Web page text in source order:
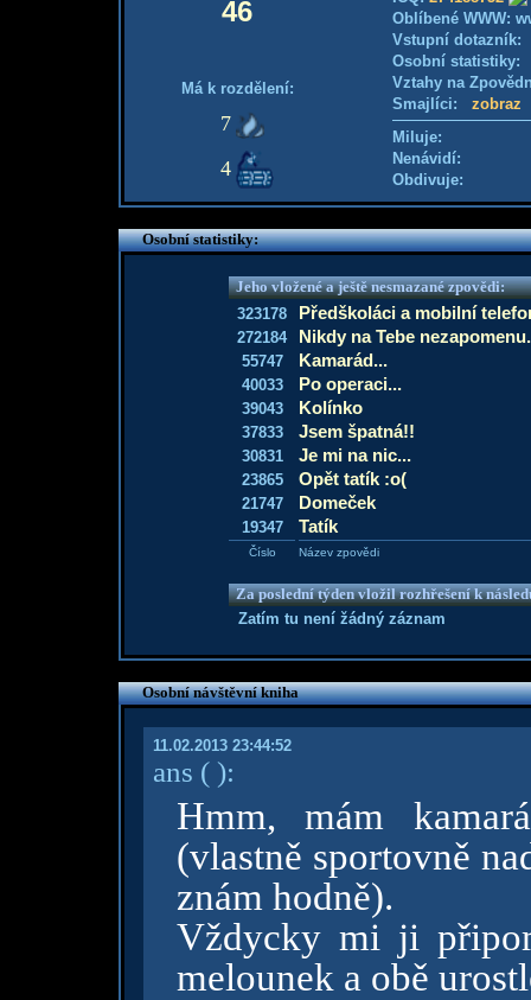
46
Má k rozdělení:
7
4
Oblíbené WWW:
Vstupní
Osobní
Vztahy na
Smajlíci: zobraz
Miluje:
Nenávidí:
Obdivuje:
Osobní statistiky:
Jeho vložené a ještě nesmazané zpovědi:
323178
Předškoláci a mobilní
272184 Nikdy na Tebe
55747 Kamarád...
40033 Po operaci...
39043 Kolínko
37833 Jsem špatná!!
30831 Je mi na nic...
23865 Opět tatík :o(
21747 Domeček
19347 Tatík
Číslo Název zpovědi
Za poslední týden vložil rozhřešení k
Zatím tu není žádný záznam
Osobní návštěvní kniha
11.02.2013 23:44:52
ans ( ):
Hmm, mám
(vlastně sportovně
znám hodně).
Vždycky mi ji
melounek a obě